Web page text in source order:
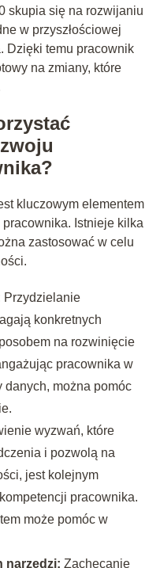
skupia się na rozwijaniu
w przyszłościowej
Dzięki temu pracownik
na zmiany, które
kluczowym elementem
Istnieje kilka
zastosować w celu
Przydzielanie
konkretnych
na rozwinięcie
pracownika w
danych, można pomóc
wyzwań, które
i pozwolą na
jest kolejnym
pracownika.
może pomóc w
narzędzi: Zachęcanie